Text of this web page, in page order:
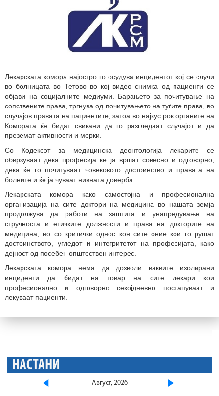
Лекарската комора најостро го осудува инцидентот кој се случи
во болницата во Тетово во кој видео снимка од пациенти се
објави на социјалните медиуми. Барањето за почитување на
сопствените права, тргнува од почитувањето на туѓите права, во
случајов правата на пациентите, затоа во најкус рок органите на
Комората ќе бидат свикани да го разгледаат случајот и да
преземат активности и мерки.
Со Кодексот за медицинска деонтологија лекарите се
обврзуваат дека професија ќе ја вршат совесно и одговорно,
дека ќе го почитуваат човековото достоинство и правата на
болните и ќе ја чуваат нивната доверба.
Лекарската комора како самостојна и професионална
организација на сите доктори на медицина во нашата земја
продолжува да работи на заштита и унапредување на
стручноста и етичките должности и права на докторите на
медицина, но со критички однос кон сите оние кои го рушат
достоинството, угледот и интегритетот на професијата, како
дејност од посебен општествен интерес.
Лекарската комора нема да дозволи ваквите изолирани
инциденти да бидат на товар на сите лекари кои
професионално и одговорно секојдневно постапуваат и
лекуваат пациенти.
НАСТАНИ
Август, 2026